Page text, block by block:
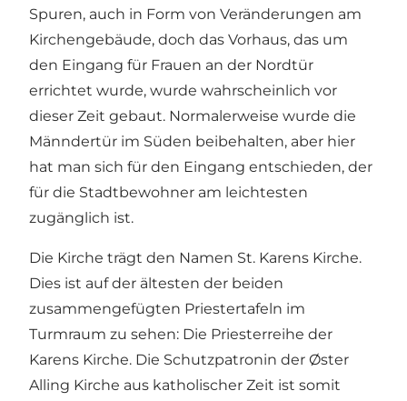
Spuren, auch in Form von Veränderungen am
Kirchengebäude, doch das Vorhaus, das um
den Eingang für Frauen an der Nordtür
errichtet wurde, wurde wahrscheinlich vor
dieser Zeit gebaut. Normalerweise wurde die
Männdertür im Süden beibehalten, aber hier
hat man sich für den Eingang entschieden, der
für die Stadtbewohner am leichtesten
zugänglich ist.
Die Kirche trägt den Namen St. Karens Kirche.
Dies ist auf der ältesten der beiden
zusammengefügten Priestertafeln im
Turmraum zu sehen: Die Priesterreihe der
Karens Kirche. Die Schutzpatronin der Øster
Alling Kirche aus katholischer Zeit ist somit